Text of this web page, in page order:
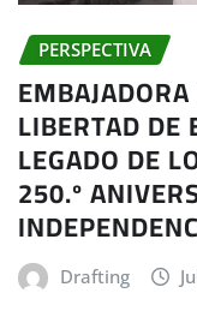
PERSPECTIVA
LIBERTAD DE
LEGADO DE
250.º
Drafting